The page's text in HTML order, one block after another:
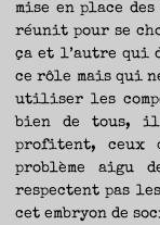
mise en place des
réunit pour se
ça et l’autre qui
ce rôle mais qui
utiliser les
bien de tous,
profitent, ceux
problème aigu
respectent pas
cet embryon de